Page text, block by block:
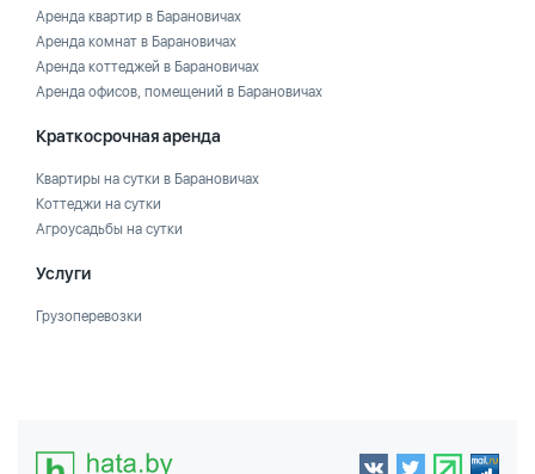
Аренда квартир в Барановичах
Аренда комнат в Барановичах
Аренда коттеджей в Барановичах
Аренда офисов, помещений в Барановичах
Краткосрочная аренда
Квартиры на сутки в Барановичах
Коттеджи на сутки
Агроусадьбы на сутки
Услуги
Грузоперевозки